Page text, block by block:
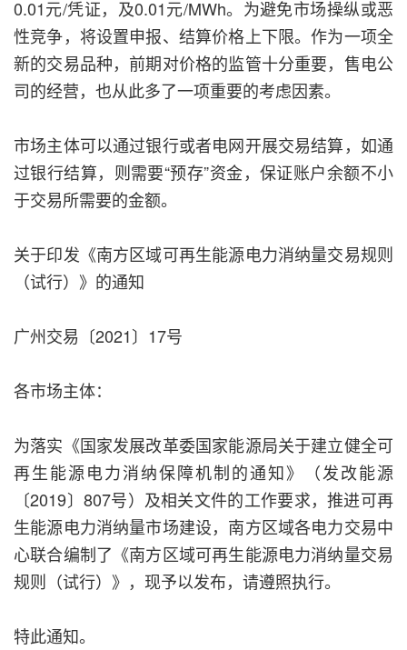
0.01元/凭证，及0.01元/MWh。为避免市场操纵或恶
性竞争，将设置申报、结算价格上下限。作为一项全
新的交易品种，前期对价格的监管十分重要，售电公
司的经营，也从此多了一项重要的考虑因素。
市场主体可以通过银行或者电网开展交易结算，如通
过银行结算，则需要“预存”资金，保证账户余额不小
于交易所需要的金额。
关于印发《南方区域可再生能源电力消纳量交易规则
（试行）》的通知
广州交易〔2021〕17号
各市场主体：
为落实《国家发展改革委国家能源局关于建立健全可
再生能源电力消纳保障机制的通知》（发改能源
〔2019〕807号）及相关文件的工作要求，推进可再
生能源电力消纳量市场建设，南方区域各电力交易中
心联合编制了《南方区域可再生能源电力消纳量交易
规则（试行）》，现予以发布，请遵照执行。
特此通知。